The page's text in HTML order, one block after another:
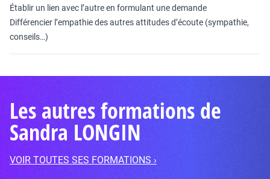
Établir un lien avec l’autre en formulant une demande
Différencier l’empathie des autres attitudes d’écoute (sympathie,
conseils…)
Les autres formations de
Sandra LONGIN
VOIR TOUTES SES FORMATIONS ›